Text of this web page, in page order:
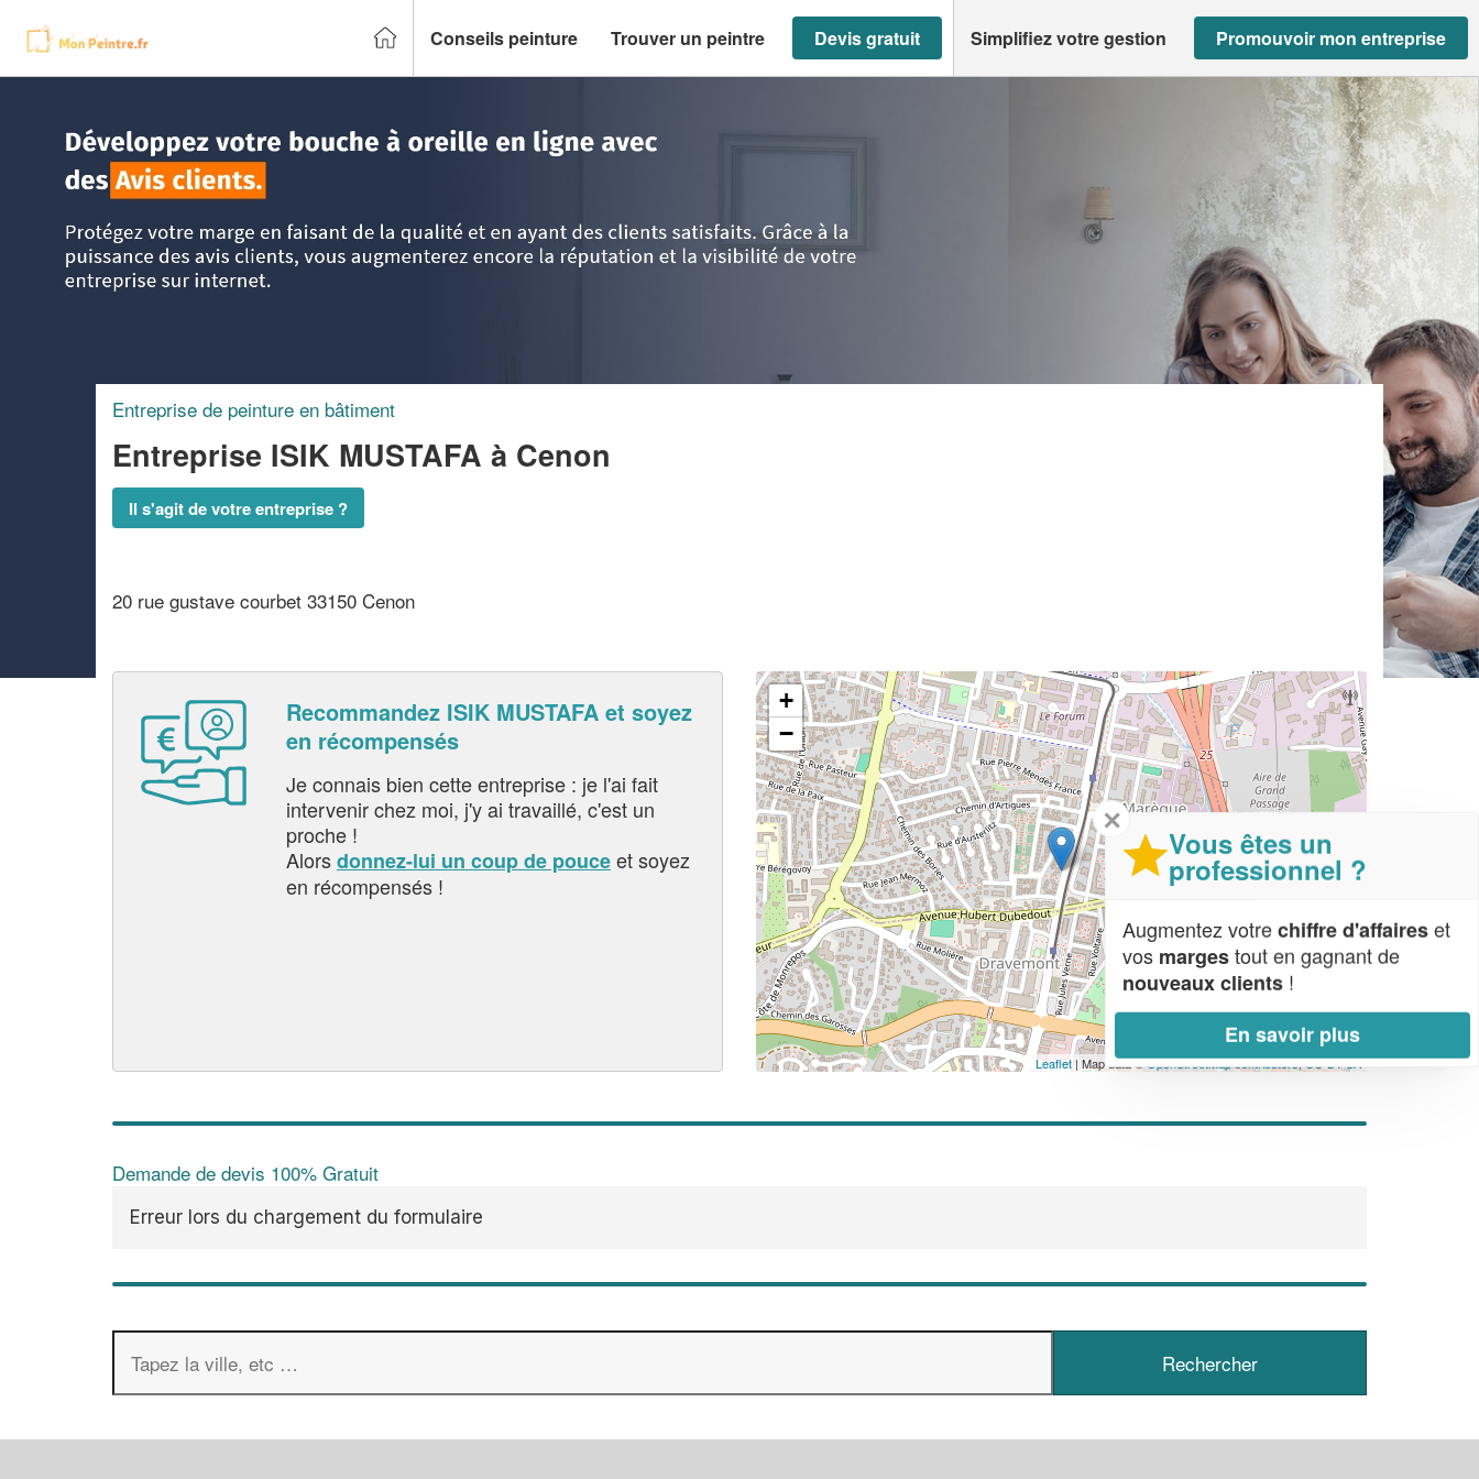
Conseils peinture Trouver un peintre Devis gratuit Simplifiez votre gestion Promouvoir mon entreprise
Entreprise de peinture en bâtiment
Entreprise ISIK MUSTAFA à Cenon
Il s'agit de votre entreprise ?
20 rue gustave courbet 33150 Cenon
Recommandez ISIK MUSTAFA et soyez
en récompensés
Je connais bien cette entreprise : je l'ai fait
intervenir chez moi, j'y ai travaillé, c'est un
proche !
Alorsdonnez-lui un coup de pouceet soyez
en récompensés !
+
−
Leaflet | Map data ©OpenStreetMap contributors,CC-BY-SA
Demande de devis 100% Gratuit
Erreur lors du chargement du formulaire
✕
Vous êtes un
professionnel ?
Augmentez votrechiffre d'affaireset
vos margestout en gagnant de
nouveaux clients !
En savoir plus